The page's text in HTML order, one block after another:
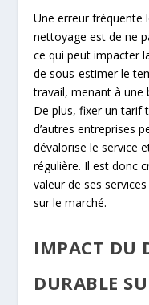
Une erreur fréquente
nettoyage est de ne
ce qui peut impacter
de sous-estimer le
travail, menant à une
De plus, fixer un tarif
d’autres entreprises
dévalorise le service
régulière. Il est donc
valeur de ses
sur le marché.
IMPACT DU
DURABLE